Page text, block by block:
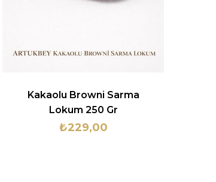
Kakaolu Browni Sarma
Lokum 250 Gr
₺229,00